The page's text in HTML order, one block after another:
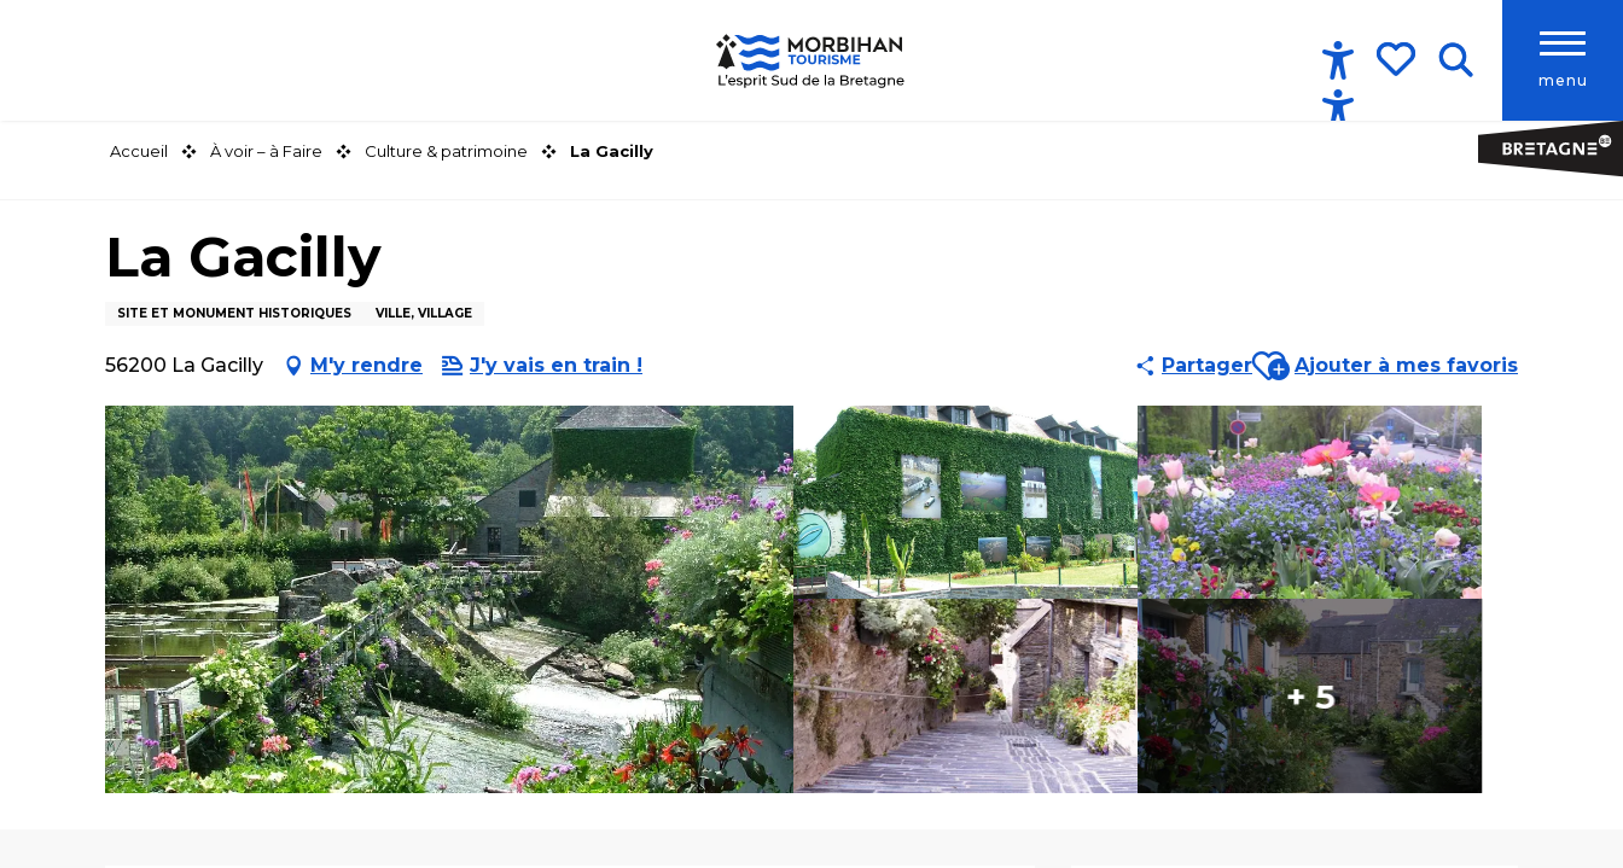
menu
Accessibilité
Accueil À voir – à Faire Culture & patrimoine La Gacilly
La Gacilly
SITE ET MONUMENT HISTORIQUES VILLE, VILLAGE
56200 La Gacilly M'y rendre J'y vais en train ! PartagerAjouter aux favoris
Ajouter à mes favoris
+ 5